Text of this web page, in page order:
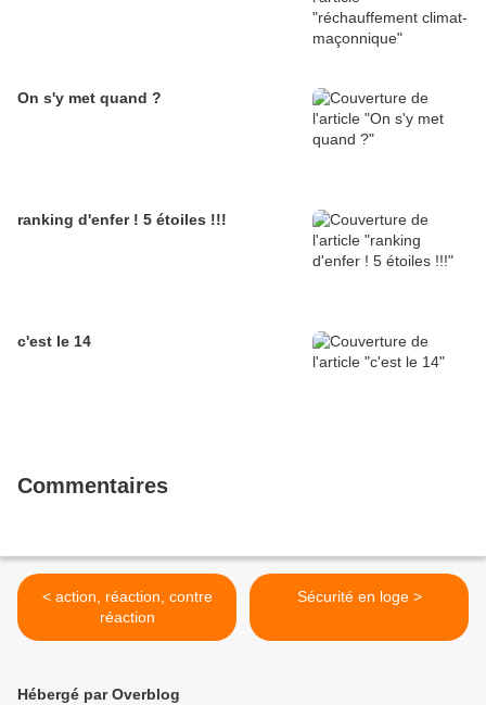
On s'y met quand ?
ranking d'enfer ! 5 étoiles !!!
c'est le 14
Commentaires
< action, réaction, contre
réaction
Sécurité en loge >
Hébergé par Overblog